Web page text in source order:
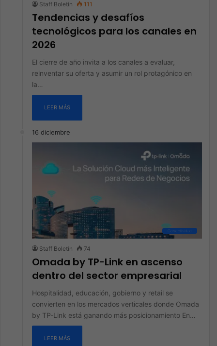
Staff Boletín 111
Tendencias y desafíos
tecnológicos para los canales en
2026
El cierre de año invita a los canales a evaluar,
reinventar su oferta y asumir un rol protagónico en
la…
LEER MÁS
16 diciembre
Conectividad
Staff Boletín 74
Omada by TP-Link en ascenso
dentro del sector empresarial
Hospitalidad, educación, gobierno y retail se
convierten en los mercados verticales donde Omada
by TP-Link está ganando más posicionamiento En…
LEER MÁS